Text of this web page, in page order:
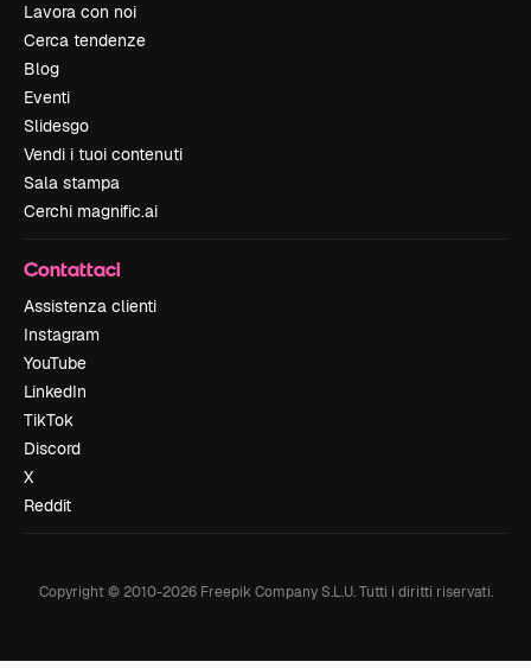
Lavora con noi
Cerca tendenze
Blog
Eventi
Slidesgo
Vendi i tuoi contenuti
Sala stampa
Cerchi magnific.ai
Contattaci
Assistenza clienti
Instagram
YouTube
LinkedIn
TikTok
Discord
X
Reddit
Copyright © 2010-2026Freepik Company S.L.U. Tutti i diritti riservati.